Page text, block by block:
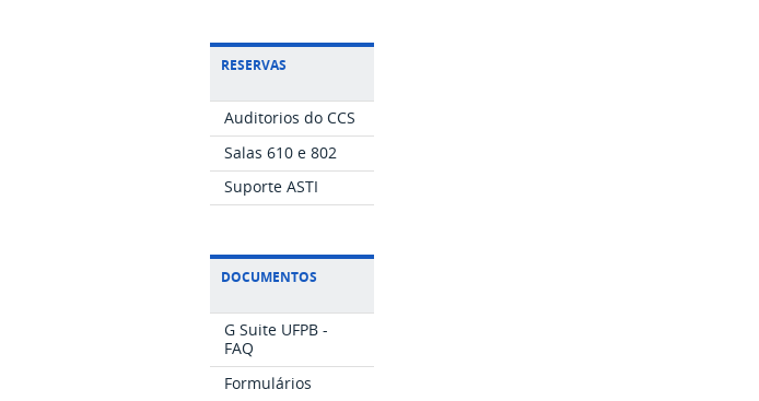
RESERVAS
Auditorios do CCS
Salas 610 e 802
Suporte ASTI
DOCUMENTOS
G Suite UFPB -
FAQ
Formulários